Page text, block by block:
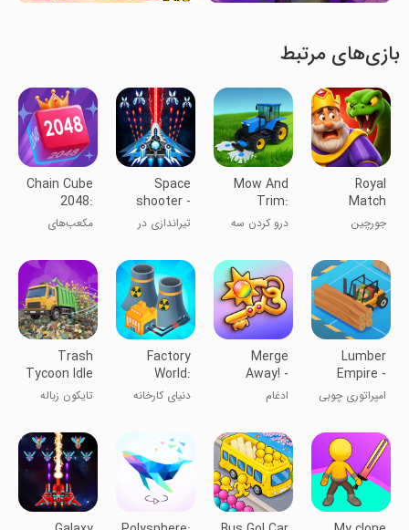
بازی‌های مرتبط
Royal
Match
جورچین
Mow And
Trim:
Mowing
Games 3D
درو کردن سه
Space
shooter -
Galaxy
attack
تیراندازی در
Chain Cube
2048:
Number
Merge
مکعب‌های
Lumber
Empire -
Idle Games
امپراتوری چوبی
تایکون
Merge
Away! -
Puzzle
Adventure
ادغام
Factory
World:
Connect
Map
دنیای کارخانه
Trash
Tycoon Idle
business
تایکون زباله
بی‌کار